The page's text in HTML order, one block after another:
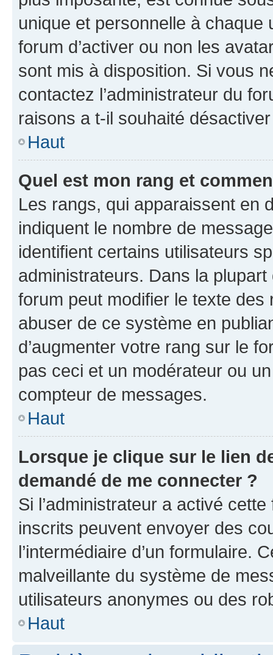
unique et personnelle à chaque
forum d’activer ou non les
sont mis à disposition. Si vous
contactez l’administrateur du
raisons a t-il souhaité
Haut
Quel est mon rang et
Les rangs, qui apparaissent en
indiquent le nombre de
identifient certains utilisateurs
administrateurs. Dans la
forum peut modifier le texte
abuser de ce système en
d’augmenter votre rang sur le
pas ceci et un modérateur ou
compteur de messages.
Haut
Lorsque je clique sur le lien
demandé de me connecter ?
Si l’administrateur a activé
inscrits peuvent envoyer des
l’intermédiaire d’un formulaire.
malveillante du système de
utilisateurs anonymes ou des
Haut